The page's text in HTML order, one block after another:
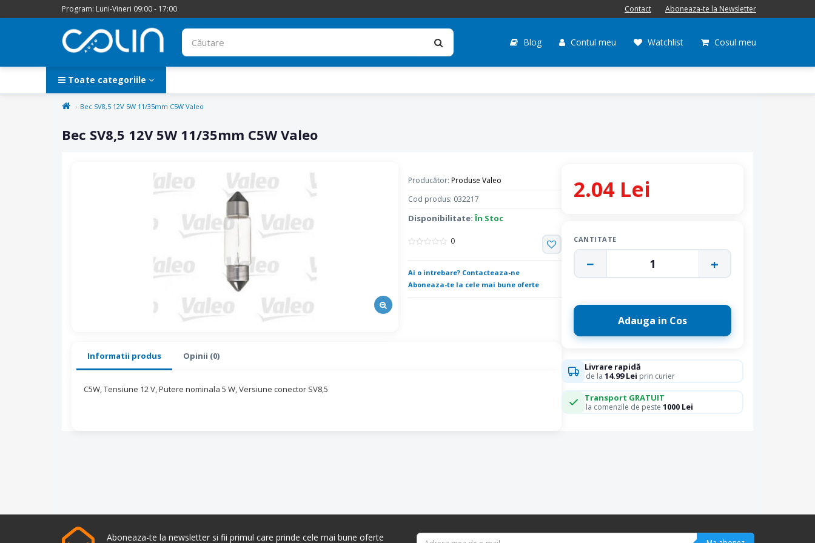
Program: Luni-Vineri 09:00 - 17:00 Contact Aboneaza-te la Newsletter
Blog Contul meu Watchlist Cosul meu
Toate categoriile
Bec SV8,5 12V 5W 11/35mm C5W Valeo
Bec SV8,5 12V 5W 11/35mm C5W Valeo
Producător: Produse Valeo
Cod produs: 032217
Disponibilitate:În Stoc
0
Ai o intrebare? Contacteaza-ne
Aboneaza-te la cele mai bune oferte
Informatii produs Opinii (0)
C5W, Tensiune 12 V, Putere nominala 5 W, Versiune conector SV8,5
2.04 Lei
CANTITATE
− 1 +
Adauga in Cos
Livrare rapidă
de la 14.99 Lei prin curier
Transport GRATUIT
la comenzile de peste 1000 Lei
Aboneaza-te la newsletter si fii primul care prinde cele mai bune oferte